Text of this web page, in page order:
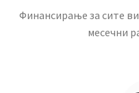
Финансирање за сите
месечни